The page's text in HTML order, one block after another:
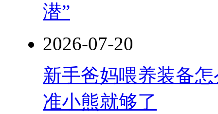
潜”
2026-07-20
新手爸妈喂养装备
准小熊就够了